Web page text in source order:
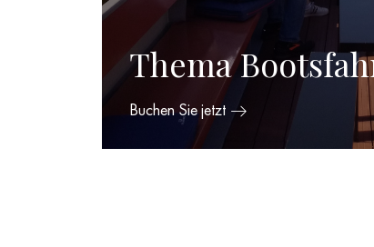
Thema
Buchen Sie jetzt